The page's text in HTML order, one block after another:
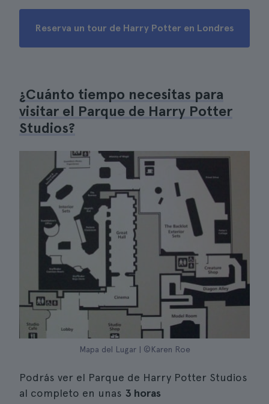
Reserva un tour de Harry Potter en Londres
¿Cuánto tiempo necesitas para
visitar el Parque de Harry Potter
Studios?
Mapa del Lugar | ©Karen Roe
Podrás ver el Parque de Harry Potter Studios
al completo en unas 3 horas